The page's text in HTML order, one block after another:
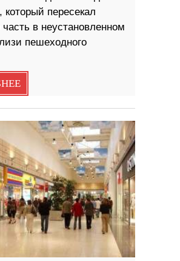
который пересекал
в неустановленном
пешеходного